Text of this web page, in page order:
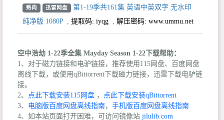
熟肉 迅雷网盘
第1-19季共161集 英语中英双字 无水印
纯净版 1080P, 提取码: iyqg 解压密码: www.ummu.net
空中浩劫 1-22季全集 Mayday Season 1-22下载帮助：
1、对于磁力链接和电驴链接，推荐使用115网盘、百度网盘
离线下载，或使用qBittorrent下载磁力链接，迅雷下载电驴链
接。
2、
点此下载安装115网盘 ，
点此下载安装qBittorrent
3、
电脑版百度网盘离线指南， 手机版百度网盘离线指南
4、如本站页面打开困难，可访问镜像站 jilulib.com